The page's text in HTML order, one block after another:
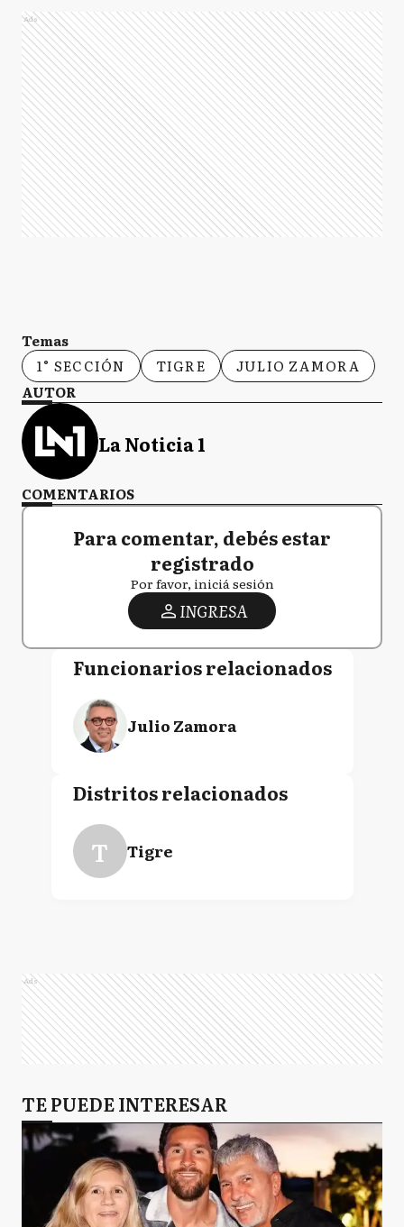
Ads
Temas
1° SECCIÓN
TIGRE
JULIO ZAMORA
AUTOR
La Noticia 1
COMENTARIOS
Para comentar, debés estar
registrado
Por favor, iniciá sesión
INGRESA
Funcionarios relacionados
Julio Zamora
Distritos relacionados
T Tigre
Ads
TE PUEDE INTERESAR